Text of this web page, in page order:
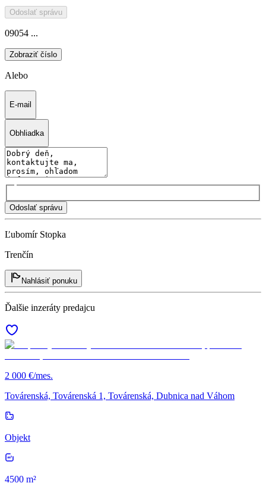
Odoslať správu
09054 ...
Zobraziť číslo
Alebo
E-mail
Obhliadka
Odoslať správu
Ľubomír Stopka
Trenčín
Nahlásiť ponuku
Ďalšie inzeráty predajcu
2 000 €/mes.
Továrenská, Továrenská 1, Továrenská, Dubnica nad Váhom
Objekt
4500 m²